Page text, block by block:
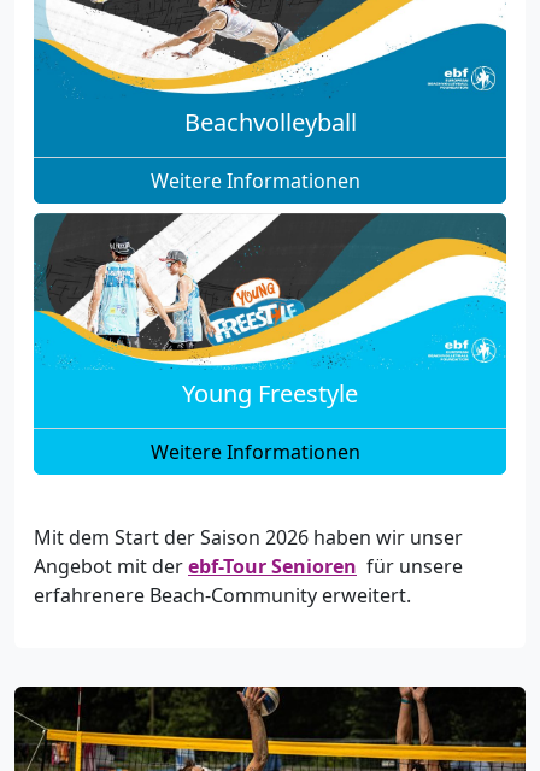
Beachvolleyball
Weitere Informationen
Young Freestyle
Weitere Informationen
Mit dem Start der Saison 2026 haben wir unser
Angebot mit derebf-Tour Senioren für unsere
erfahrenere Beach-Community erweitert.